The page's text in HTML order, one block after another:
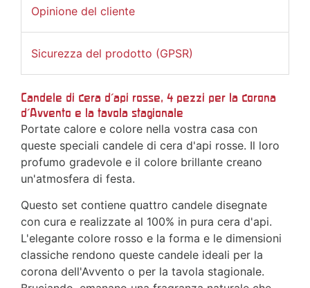
Opinione del cliente
Sicurezza del prodotto (GPSR)
Candele di cera d'api rosse, 4 pezzi per la corona
d'Avvento e la tavola stagionale
Portate calore e colore nella vostra casa con
queste speciali candele di cera d'api rosse. Il loro
profumo gradevole e il colore brillante creano
un'atmosfera di festa.
Questo set contiene quattro candele disegnate
con cura e realizzate al 100% in pura cera d'api.
L'elegante colore rosso e la forma e le dimensioni
classiche rendono queste candele ideali per la
corona dell'Avvento o per la tavola stagionale.